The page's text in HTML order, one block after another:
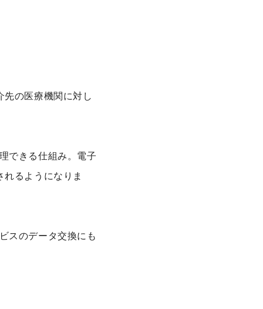
先の医療機関に対し
できる仕組み。電子
るようになりま
スのデータ交換にも